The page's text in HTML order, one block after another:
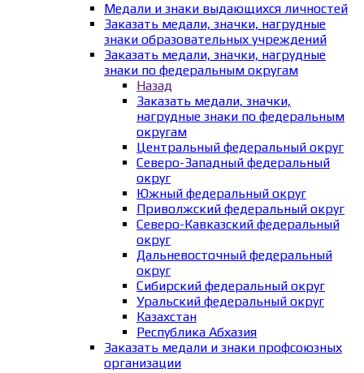
Медали и знаки выдающихся личностей
Заказать медали, значки, нагрудные
знаки образовательных учреждений
Заказать медали, значки, нагрудные
знаки по федеральным округам
Назад
Заказать медали, значки,
нагрудные знаки по федеральным
округам
Центральный федеральный округ
Северо-Западный федеральный
округ
Южный федеральный округ
Приволжский федеральный округ
Северо-Кавказский федеральный
округ
Дальневосточный федеральный
округ
Сибирский федеральный округ
Уральский федеральный округ
Казахстан
Республика Абхазия
Заказать медали и знаки профсоюзных
организации